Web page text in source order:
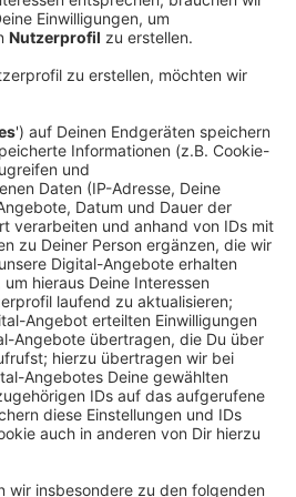
den bekanntesten Künstlern
hängen in Museen auf der
Name ist bis heute präsent.
über ein halbes Jahrhundert